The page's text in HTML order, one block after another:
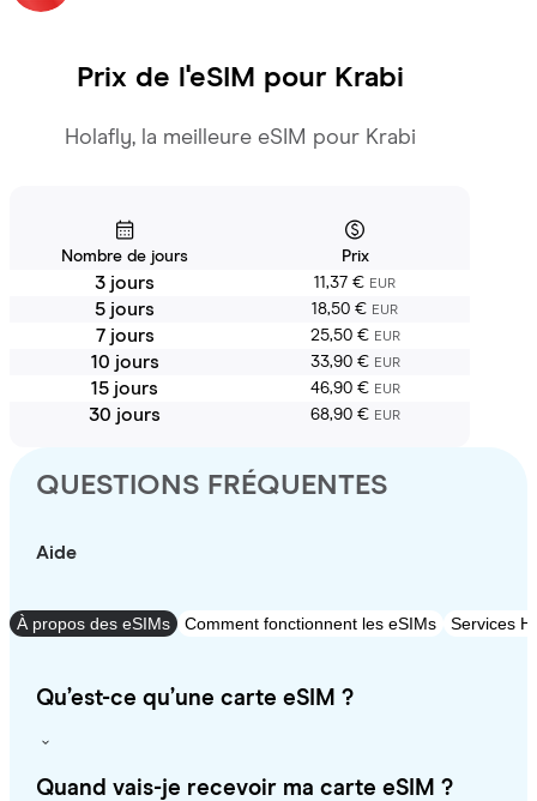
Prix de l'eSIM pour Krabi
Holafly, la meilleure eSIM pour Krabi
Nombre de jours Prix
3 jours 11,37 € EUR
5 jours 18,50 € EUR
7 jours 25,50 € EUR
10 jours 33,90 € EUR
15 jours 46,90 € EUR
30 jours 68,90 € EUR
QUESTIONS FRÉQUENTES
Aide
À propos des eSIMs Comment fonctionnent les eSIMs Services
Qu’est-ce qu’une carte eSIM ?
Quand vais-je recevoir ma carte eSIM ?